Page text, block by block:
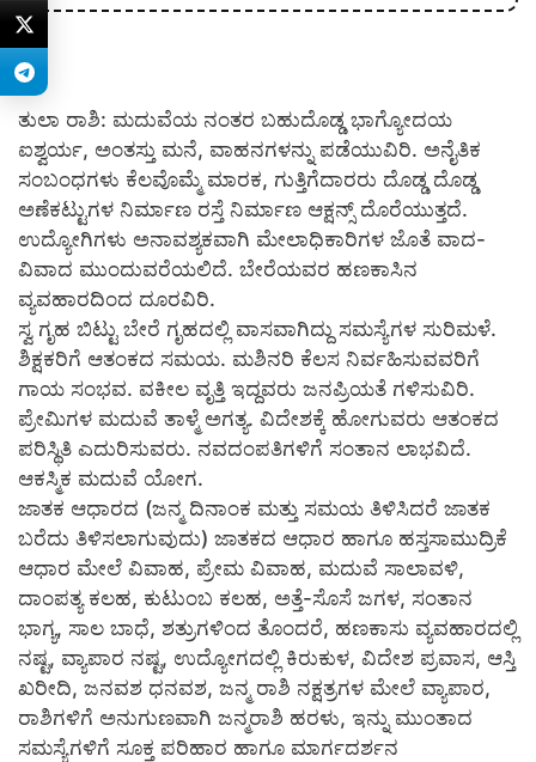
ತುಲಾ ರಾಶಿ: ಮದುವೆಯ ನಂತರ ಬಹುದೊಡ್ಡ ಭಾಗ್ಯೋದಯ
ಐಶ್ವರ್ಯ, ಅಂತಸ್ತು ಮನೆ, ವಾಹನಗಳನ್ನು ಪಡೆಯುವಿರಿ. ಅನೈತಿಕ
ಸಂಬಂಧಗಳು ಕೆಲವೊಮ್ಮೆ ಮಾರಕ, ಗುತ್ತಿಗೆದಾರರು ದೊಡ್ಡ ದೊಡ್ಡ
ಅಣೆಕಟ್ಟುಗಳ ನಿರ್ಮಾಣ ರಸ್ತೆ ನಿರ್ಮಾಣ ಆಕ್ಷನ್ಸ್ ದೊರೆಯುತ್ತದೆ.
ಉದ್ಯೋಗಿಗಳು ಅನಾವಶ್ಯಕವಾಗಿ ಮೇಲಾಧಿಕಾರಿಗಳ ಜೊತೆ ವಾದ-
ವಿವಾದ ಮುಂದುವರೆಯಲಿದೆ. ಬೇರೆಯವರ ಹಣಕಾಸಿನ
ವ್ಯವಹಾರದಿಂದ ದೂರವಿರಿ.
ಸ್ವ ಗೃಹ ಬಿಟ್ಟು ಬೇರೆ ಗೃಹದಲ್ಲಿ ವಾಸವಾಗಿದ್ದು ಸಮಸ್ಯೆಗಳ ಸುರಿಮಳೆ.
ಶಿಕ್ಷಕರಿಗೆ ಆತಂಕದ ಸಮಯ. ಮಶಿನರಿ ಕೆಲಸ ನಿರ್ವಹಿಸುವವರಿಗೆ
ಗಾಯ ಸಂಭವ. ವಕೀಲ ವೃತ್ತಿ ಇದ್ದವರು ಜನಪ್ರಿಯತೆ ಗಳಿಸುವಿರಿ.
ಪ್ರೇಮಿಗಳ ಮದುವೆ ತಾಳ್ಮೆ ಅಗತ್ಯ. ವಿದೇಶಕ್ಕೆ ಹೋಗುವರು ಆತಂಕದ
ಪರಿಸ್ಥಿತಿ ಎದುರಿಸುವರು. ನವದಂಪತಿಗಳಿಗೆ ಸಂತಾನ ಲಾಭವಿದೆ.
ಆಕಸ್ಮಿಕ ಮದುವೆ ಯೋಗ.
ಜಾತಕ ಆಧಾರದ (ಜನ್ಮ ದಿನಾಂಕ ಮತ್ತು ಸಮಯ ತಿಳಿಸಿದರೆ ಜಾತಕ
ಬರೆದು ತಿಳಿಸಲಾಗುವುದು) ಜಾತಕದ ಆಧಾರ ಹಾಗೂ ಹಸ್ತಸಾಮುದ್ರಿಕೆ
ಆಧಾರ ಮೇಲೆ ವಿವಾಹ, ಪ್ರೇಮ ವಿವಾಹ, ಮದುವೆ ಸಾಲಾವಳಿ,
ದಾಂಪತ್ಯ ಕಲಹ, ಕುಟುಂಬ ಕಲಹ, ಅತ್ತೆ-ಸೊಸೆ ಜಗಳ, ಸಂತಾನ
ಭಾಗ್ಯ, ಸಾಲ ಬಾಧೆ, ಶತ್ರುಗಳಿಂದ ತೊಂದರೆ, ಹಣಕಾಸು ವ್ಯವಹಾರದಲ್ಲಿ
ನಷ್ಟ, ವ್ಯಾಪಾರ ನಷ್ಟ, ಉದ್ಯೋಗದಲ್ಲಿ ಕಿರುಕುಳ, ವಿದೇಶ ಪ್ರವಾಸ, ಆಸ್ತಿ
ಖರೀದಿ, ಜನವಶ ಧನವಶ, ಜನ್ಮ ರಾಶಿ ನಕ್ಷತ್ರಗಳ ಮೇಲೆ ವ್ಯಾಪಾರ,
ರಾಶಿಗಳಿಗೆ ಅನುಗುಣವಾಗಿ ಜನ್ಮರಾಶಿ ಹರಳು, ಇನ್ನು ಮುಂತಾದ
ಸಮಸ್ಯೆಗಳಿಗೆ ಸೂಕ್ತ ಪರಿಹಾರ ಹಾಗೂ ಮಾರ್ಗದರ್ಶನ